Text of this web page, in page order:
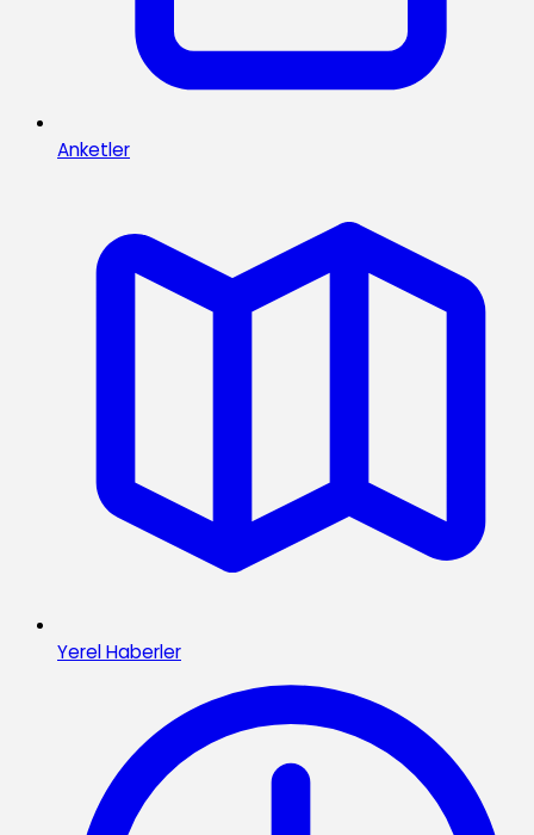
Anketler
Yerel Haberler